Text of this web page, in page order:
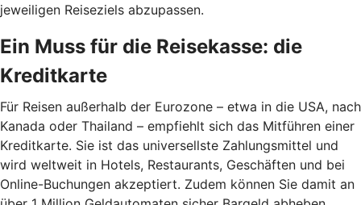
jeweiligen Reiseziels abzupassen.
Ein Muss für die Reisekasse: die
Kreditkarte
Für Reisen außerhalb der Eurozone – etwa in die USA, nach
Kanada oder Thailand – empfiehlt sich das Mitführen einer
Kreditkarte. Sie ist das universellste Zahlungsmittel und
wird weltweit in Hotels, Restaurants, Geschäften und bei
Online-Buchungen akzeptiert. Zudem können Sie damit an